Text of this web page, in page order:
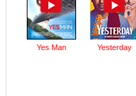
Yes Man Yesterday